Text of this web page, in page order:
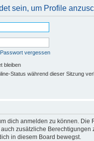
sein, um Profile
vergessen
bleiben
Status während dieser Sitzung
dich anmelden zu können.
zusätzliche
in diesem Board bewegst.